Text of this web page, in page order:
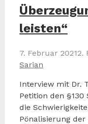
leisten“
7. Februar 20212.
Sarian
Interview mit Dr.
Petition den
die
Pönalisierung